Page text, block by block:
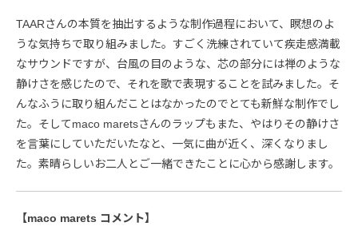
TAARさんの本質を抽出するような制作過程において、瞑想のよ
うな気持ちで取り組みました。すごく洗練されていて疾走感満載
なサウンドですが、台風の目のような、芯の部分には禅のような
静けさを感じたので、それを歌で表現することを試みました。そ
んなふうに取り組んだことはなかったのでとても新鮮な制作でし
た。そしてmaco maretsさんのラップもまた、やはりその静けさ
を言葉にしていただいたなと、一気に曲が近く、深くなりまし
た。素晴らしいお二人とご一緒できたことに心から感謝します。
【maco marets コメント】